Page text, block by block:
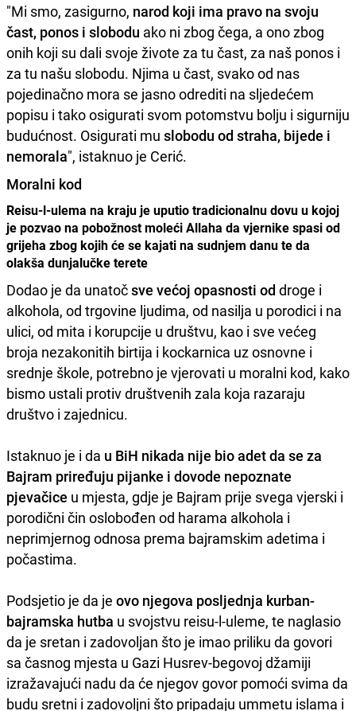
"Mi smo, zasigurno, narod koji ima pravo na svoju
čast, ponos i slobodu ako ni zbog čega, a ono zbog
onih koji su dali svoje živote za tu čast, za naš ponos i
za tu našu slobodu. Njima u čast, svako od nas
pojedinačno mora se jasno odrediti na sljedećem
popisu i tako osigurati svom potomstvu bolju i sigurniju
budućnost. Osigurati mu slobodu od straha, bijede i
nemorala", istaknuo je Cerić.
Moralni kod
Reisu-l-ulema na kraju je uputio tradicionalnu dovu u kojoj
je pozvao na pobožnost moleći Allaha da vjernike spasi od
grijeha zbog kojih će se kajati na sudnjem danu te da
olakša dunjalučke terete
Dodao je da unatočsve većoj opasnosti od droge i
alkohola, od trgovine ljudima, od nasilja u porodici i na
ulici, od mita i korupcije u društvu, kao i sve većeg
broja nezakonitih birtija i kockarnica uz osnovne i
srednje škole, potrebno je vjerovati u moralni kod, kako
bismo ustali protiv društvenih zala koja razaraju
društvo i zajednicu.
Istaknuo je i da u BiH nikada nije bio adet da se za
Bajram priređuju pijanke i dovode nepoznate
pjevačice u mjesta, gdje je Bajram prije svega vjerski i
porodični čin oslobođen od harama alkohola i
neprimjernog odnosa prema bajramskim adetima i
počastima.
Podsjetio je da je ovo njegova posljednja kurban-
bajramska hutba u svojstvu reisu-l-uleme, te naglasio
da je sretan i zadovoljan što je imao priliku da govori
sa časnog mjesta u Gazi Husrev-begovoj džamiji
izražavajući nadu da će njegov govor pomoći svima da
budu sretni i zadovoljni što pripadaju ummetu islama i